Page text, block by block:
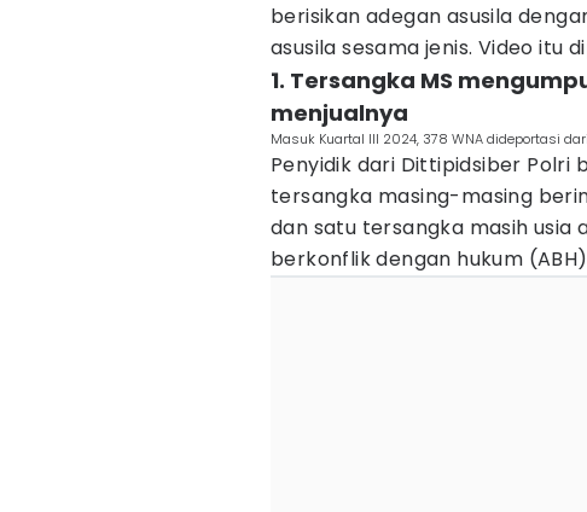
berisikan adegan asusila
asusila sesama jenis. Video itu
1. Tersangka MS
menjualnya
Masuk Kuartal III 2024, 378 WNA dideportasi
Penyidik dari Dittipidsiber Polri
tersangka masing-masing
dan satu tersangka masih usia
berkonflik dengan hukum